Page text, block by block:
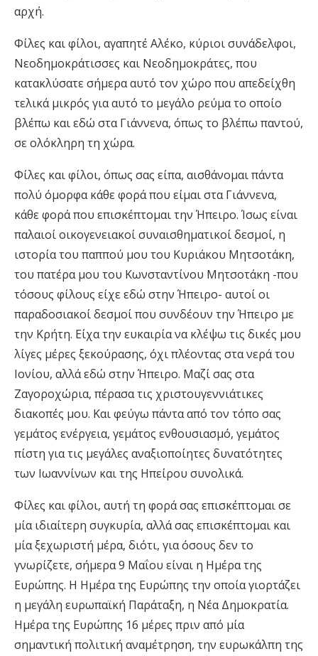
αρχή.
Φίλες και φίλοι, αγαπητέ Αλέκο, κύριοι συνάδελφοι,
Νεοδημοκράτισσες και Νεοδημοκράτες, που
κατακλύσατε σήμερα αυτό τον χώρο που απεδείχθη
τελικά μικρός για αυτό το μεγάλο ρεύμα το οποίο
βλέπω και εδώ στα Γιάννενα, όπως το βλέπω παντού,
σε ολόκληρη τη χώρα.
Φίλες και φίλοι, όπως σας είπα, αισθάνομαι πάντα
πολύ όμορφα κάθε φορά που είμαι στα Γιάννενα,
κάθε φορά που επισκέπτομαι την Ήπειρο. Ίσως είναι
παλαιοί οικογενειακοί συναισθηματικοί δεσμοί, η
ιστορία του παππού μου του Κυριάκου Μητσοτάκη,
του πατέρα μου του Κωνσταντίνου Μητσοτάκη -που
τόσους φίλους είχε εδώ στην Ήπειρο- αυτοί οι
παραδοσιακοί δεσμοί που συνδέουν την Ήπειρο με
την Κρήτη. Είχα την ευκαιρία να κλέψω τις δικές μου
λίγες μέρες ξεκούρασης, όχι πλέοντας στα νερά του
Ιονίου, αλλά εδώ στην Ήπειρο. Μαζί σας στα
Ζαγοροχώρια, πέρασα τις χριστουγεννιάτικες
διακοπές μου. Και φεύγω πάντα από τον τόπο σας
γεμάτος ενέργεια, γεμάτος ενθουσιασμό, γεμάτος
πίστη για τις μεγάλες αναξιοποίητες δυνατότητες
των Ιωαννίνων και της Ηπείρου συνολικά.
Φίλες και φίλοι, αυτή τη φορά σας επισκέπτομαι σε
μία ιδιαίτερη συγκυρία, αλλά σας επισκέπτομαι και
μία ξεχωριστή μέρα, διότι, για όσους δεν το
γνωρίζετε, σήμερα 9 Μαΐου είναι η Ημέρα της
Ευρώπης. Η Ημέρα της Ευρώπης την οποία γιορτάζει
η μεγάλη ευρωπαϊκή Παράταξη, η Νέα Δημοκρατία.
Ημέρα της Ευρώπης 16 μέρες πριν από μία
σημαντική πολιτική αναμέτρηση, την ευρωκάλπη της